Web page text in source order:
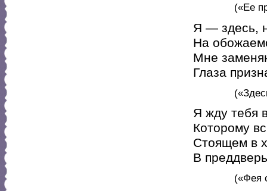
(«Ее
Я — здесь,
На
Мне
Глаза
Я жду тебя
Которому
Стоящем в
В
(«Фея